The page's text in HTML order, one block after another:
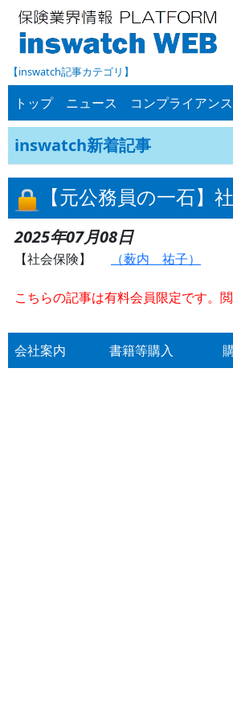
【inswatch記事カテゴリ】
トップ ニュース コンプライアンス
inswatch新着記事
【元公務員の一石
2025年07月08日
【社会保険】 （薮内 祐子）
こちらの記事は有料会員限定です。閲
会社案内 書籍等購入